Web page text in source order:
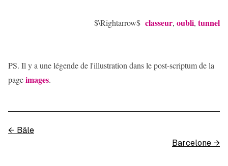
$\Rightarrow$ classeur, oubli, tunnel
PS. Il y a une légende de l'illustration dans le post-scriptum de la
pageimages.
← Bâle
Barcelone →